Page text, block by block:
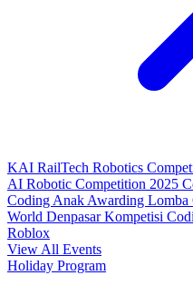
KAI RailTech Robotics
AI Robotic Competition 2025
Coding Anak Awarding
World DenpasarKompetisi
Roblox
View All Events
Holiday Program